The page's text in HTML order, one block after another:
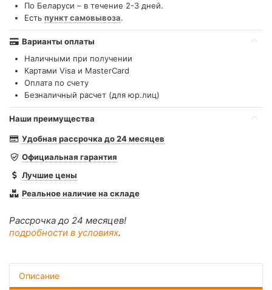
По Беларуси – в течение 2-3 дней.
Есть пункт самовывоза.
Варианты оплаты
Наличными при получении
Картами Visa и MasterCard
Оплата по счету
Безналичный расчет (для юр.лиц)
Наши преимущества
Удобная рассрочка до 24 месяцев
Официальная гарантия
Лучшие цены
Реальное наличие на складе
Рассрочка до 24 месяцев!
подробности в условиях.
Описание